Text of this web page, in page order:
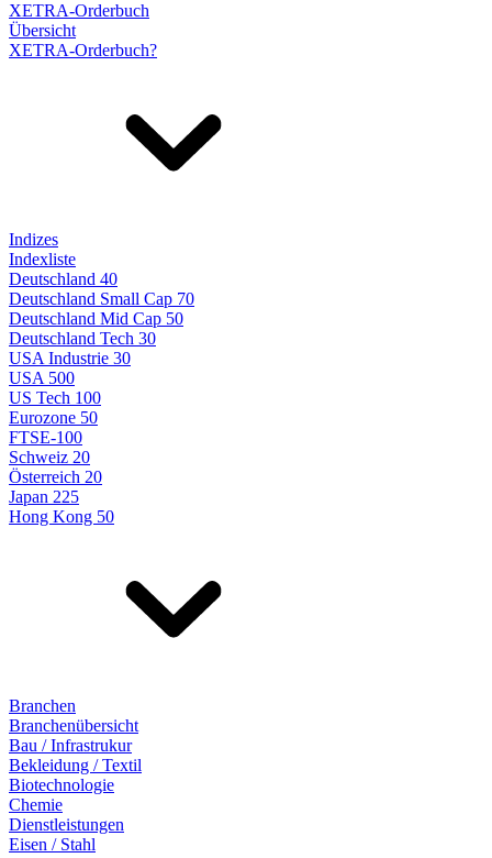
XETRA-Orderbuch
Übersicht
XETRA-Orderbuch?
Indizes
Indexliste
Deutschland 40
Deutschland Small Cap 70
Deutschland Mid Cap 50
Deutschland Tech 30
USA Industrie 30
USA 500
US Tech 100
Eurozone 50
FTSE-100
Schweiz 20
Österreich 20
Japan 225
Hong Kong 50
Branchen
Branchenübersicht
Bau / Infrastrukur
Bekleidung / Textil
Biotechnologie
Chemie
Dienstleistungen
Eisen / Stahl